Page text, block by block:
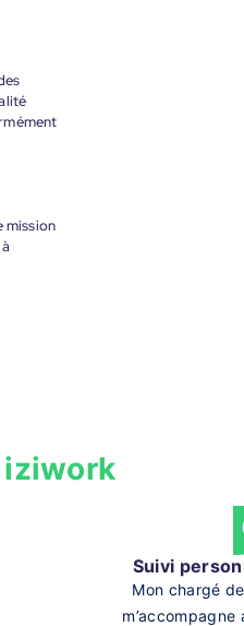
mission
iziwork
Suivi
Mon chargé
m’accompagne